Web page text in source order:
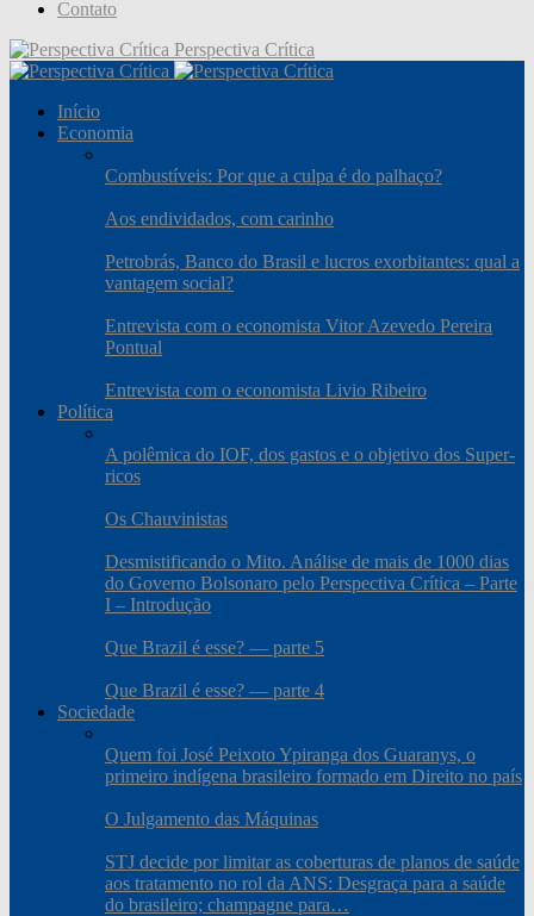
Contato
Perspectiva Crítica
Início
Economia
Combustíveis: Por que a culpa é do palhaço?
Aos endividados, com carinho
Petrobrás, Banco do Brasil e lucros exorbitantes: qual a
vantagem social?
Entrevista com o economista Vitor Azevedo Pereira
Pontual
Entrevista com o economista Livio Ribeiro
Política
A polêmica do IOF, dos gastos e o objetivo dos Super-
ricos
Os Chauvinistas
Desmistificando o Mito. Análise de mais de 1000 dias
do Governo Bolsonaro pelo Perspectiva Crítica – Parte
I – Introdução
Que Brazil é esse? — parte 5
Que Brazil é esse? — parte 4
Sociedade
Quem foi José Peixoto Ypiranga dos Guaranys, o
primeiro indígena brasileiro formado em Direito no país
O Julgamento das Máquinas
STJ decide por limitar as coberturas de planos de saúde
aos tratamento no rol da ANS: Desgraça para a saúde
do brasileiro; champagne para…